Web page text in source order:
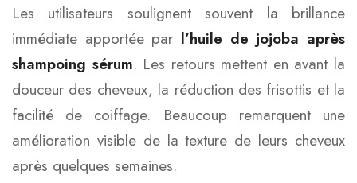
Les utilisateurs soulignent souvent la brillance
immédiate apportée par l’huile de jojoba après
shampoing sérum. Les retours mettent en avant la
douceur des cheveux, la réduction des frisottis et la
facilité de coiffage. Beaucoup remarquent une
amélioration visible de la texture de leurs cheveux
après quelques semaines.